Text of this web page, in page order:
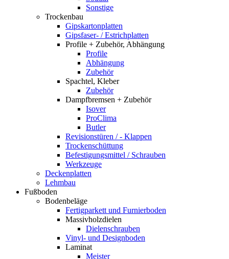
Sonstige
Trockenbau
Gipskartonplatten
Gipsfaser- / Estrichplatten
Profile + Zubehör, Abhängung
Profile
Abhängung
Zubehör
Spachtel, Kleber
Zubehör
Dampfbremsen + Zubehör
Isover
ProClima
Butler
Revisionstüren / - Klappen
Trockenschüttung
Befestigungsmittel / Schrauben
Werkzeuge
Deckenplatten
Lehmbau
Fußboden
Bodenbeläge
Fertigparkett und Furnierboden
Massivholzdielen
Dielenschrauben
Vinyl- und Designboden
Laminat
Meister